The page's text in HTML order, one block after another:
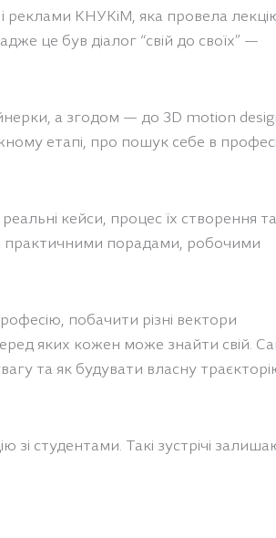
реклами КНУКіМ, яка провела
це був діалог “свій до своїх” —
а згодом — до 3D motion
етапі, про пошук себе в
кейси, процес їх створення та
практичними порадами, робочими
побачити різні вектори
яких кожен може знайти свій.
та як будувати власну
зі студентами. Такі зустрічі